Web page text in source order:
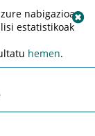
nabigazioa
estatistikoak
hemen.